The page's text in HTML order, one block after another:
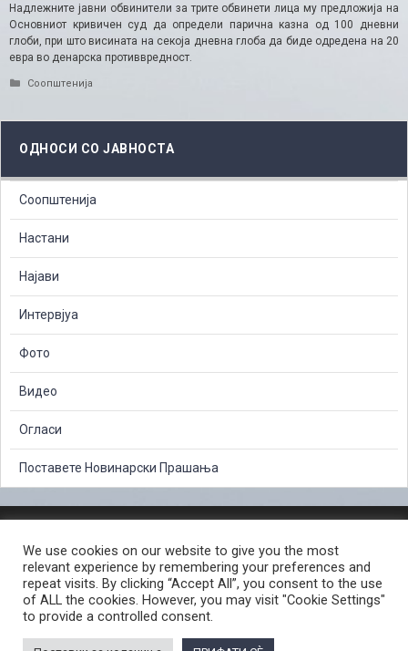
Надлежните јавни обвинители за трите обвинети лица му предложија на
Основниот кривичен суд да определи парична казна од 100 дневни
глоби, при што висината на секоја дневна глоба да биде одредена на 20
евра во денарска противвредност.
Categories
Соопштенија
ОДНОСИ СО ЈАВНОСТА
Соопштенија
Настани
Најави
Интервјуа
Фото
Видео
Огласи
Поставете Новинарски Прашања
СЛОБОДЕН ПРИСТАП ДО ИНФОРМАЦИИ ОД ЈАВЕН КАРАКТЕР
ПОСТАПКА ЗА ПРИЈАВА НА КРИВИЧНО ДЕЛО
КОРИСНИ ЛИНКОВИ
ПОЛИТИКА ЗА ПРИВАТНОСТ ВЕБ СТРАНИЦА
We use cookies on our website to give you the most
relevant experience by remembering your preferences and
repeat visits. By clicking “Accept All”, you consent to the use
of ALL the cookies. However, you may visit "Cookie Settings"
to provide a controlled consent.